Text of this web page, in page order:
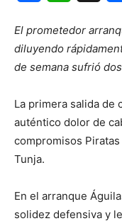
El prometedor
diluyendo
de semana sufrió
La primera salida de
auténtico dolor de
compromisos
Tunja.
En el arranque
solidez defensiva y